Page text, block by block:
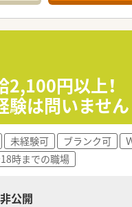
2,100円以上
は問いません
未経験可 ブランク可
時までの職場
非公開